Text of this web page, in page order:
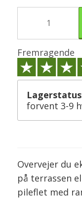
Fremragende
forvent 3-9
Overvejer du
på terrassen
pileflet med